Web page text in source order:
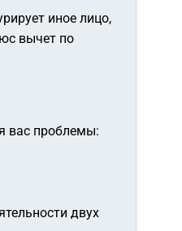
иное лицо,
вычет по
вас проблемы:
двух